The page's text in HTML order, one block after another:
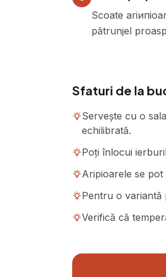
Scoate
pătrunjel
Sfaturi de la
Servește cu o
echilibrată.
Poți înlocui
Aripioarele se
Pentru o variantă
Verifică că